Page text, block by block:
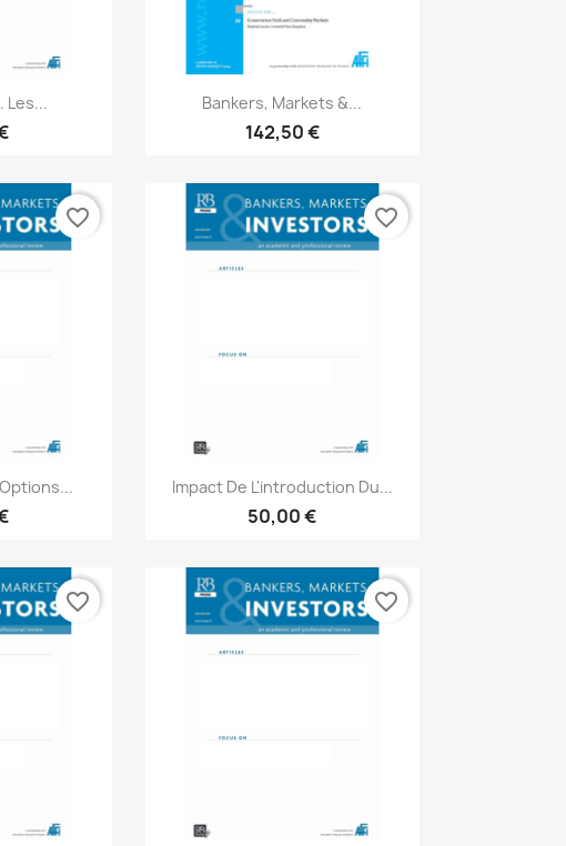
Les... Aperçu rapide
Bankers, Markets &...
142,50 €
favorite_border
Aperçu rapide
Impact De L'introduction Du...
50,00 €
favorite_border
favorite_border favorite_border